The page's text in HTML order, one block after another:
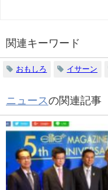
関連キーワード
おもしろ イサーン
ニュース の関連記事